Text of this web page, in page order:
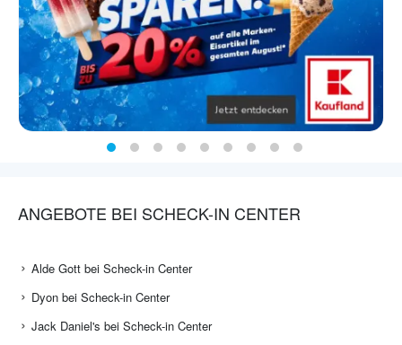
ANGEBOTE BEI SCHECK-IN CENTER
Alde Gott bei Scheck-in Center
Dyon bei Scheck-in Center
Jack Daniel's bei Scheck-in Center